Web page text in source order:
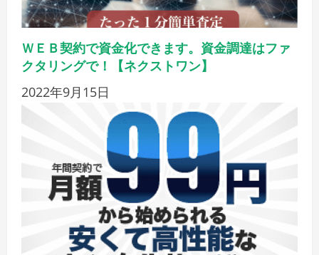
ＷＥＢ契約で資金化できます。資金調達はファ
クタリングで！【ネクストワン】
2022年9月15日